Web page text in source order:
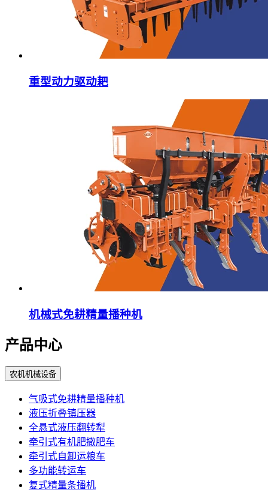
重型动力驱动耙
机械式免耕精量播种机
产品中心
农机机械设备
气吸式免耕精量播种机
液压折叠镇压器
全悬式液压翻转犁
牵引式有机肥撒肥车
牵引式自卸运粮车
多功能转运车
复式精量条播机